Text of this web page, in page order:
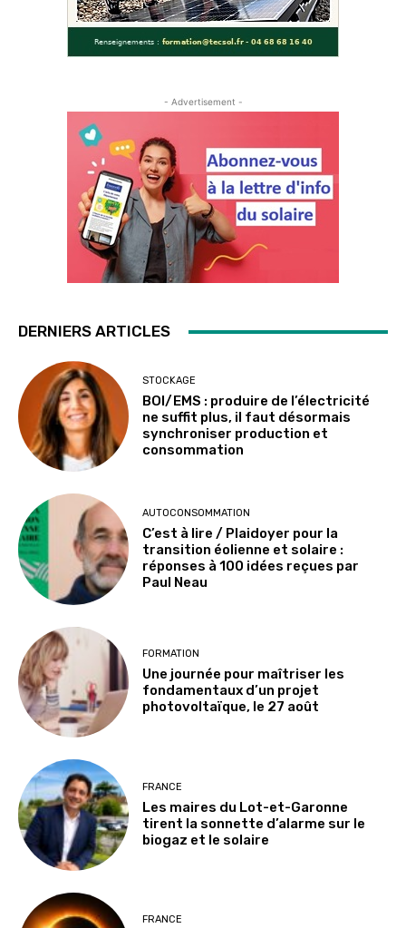
- Advertisement -
DERNIERS ARTICLES
STOCKAGE
BOI/EMS : produire de l’électricité
ne suffit plus, il faut désormais
synchroniser production et
consommation
AUTOCONSOMMATION
C’est à lire / Plaidoyer pour la
transition éolienne et solaire :
réponses à 100 idées reçues par
Paul Neau
FORMATION
Une journée pour maîtriser les
fondamentaux d’un projet
photovoltaïque, le 27 août
FRANCE
Les maires du Lot-et-Garonne
tirent la sonnette d’alarme sur le
biogaz et le solaire
FRANCE